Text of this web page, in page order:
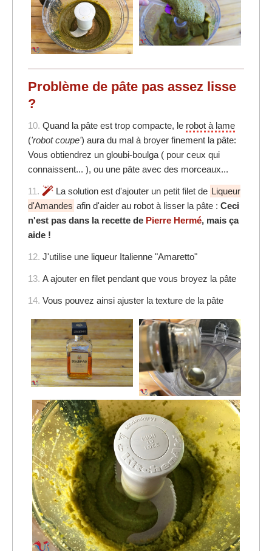
Problème de pâte pas assez lisse
?
10. Quand la pâte est trop compacte, le robot à lame
('robot coupe') aura du mal à broyer finement la pâte:
Vous obtiendrez un gloubi-boulga ( pour ceux qui
connaissent... ), ou une pâte avec des morceaux...
11. La solution est d'ajouter un petit filet de Liqueur
d'Amandes afin d'aider au robot à lisser la pâte : Ceci
n'est pas dans la recette de Pierre Hermé, mais ça
aide !
12. J'utilise une liqueur Italienne "Amaretto"
13. A ajouter en filet pendant que vous broyez la pâte
14. Vous pouvez ainsi ajuster la texture de la pâte